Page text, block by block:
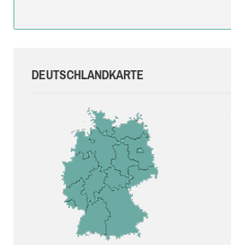
DEUTSCHLANDKARTE